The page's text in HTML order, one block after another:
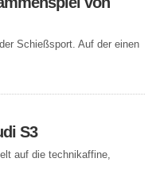
Schießsport. Auf der einen
S3
auf die technikaffine,